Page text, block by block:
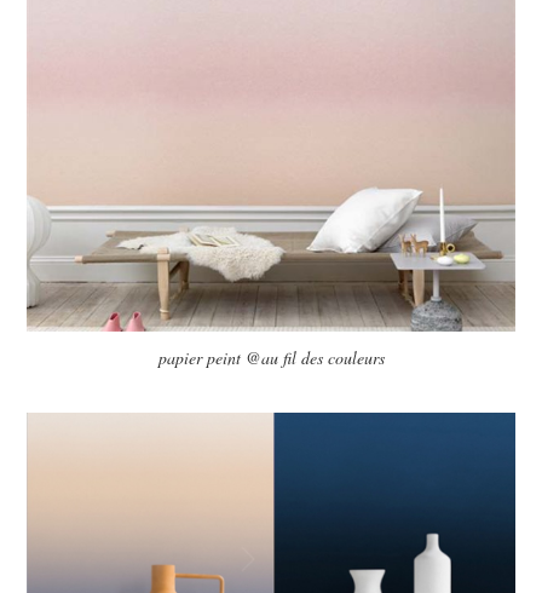
papier peint @au fil des couleurs